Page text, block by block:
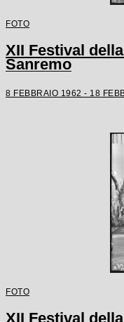
FOTO
XII Festival
Sanremo
8 FEBBRAIO 1962 - 18
FOTO
XII Festival